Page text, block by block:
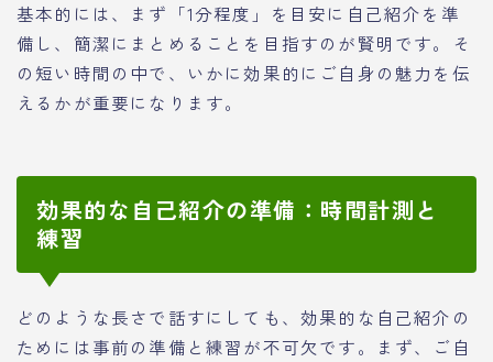
基本的には、まず「1分程度」を目安に自己紹介を準
備し、簡潔にまとめることを目指すのが賢明です。そ
の短い時間の中で、いかに効果的にご自身の魅力を伝
えるかが重要になります。
効果的な自己紹介の準備：時間計測と
練習
どのような長さで話すにしても、効果的な自己紹介の
ためには事前の準備と練習が不可欠です。まず、ご自